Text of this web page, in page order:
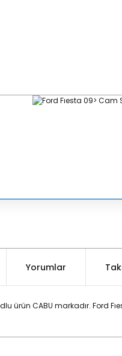
Yorumlar
ürün CABU markadır. Ford